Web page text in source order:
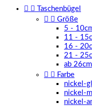
 
Taschenbügel
  Größe
5 -
11 -
16 -
21 -
ab 26cm
  Farbe
nickel-
nickel-
nickel-